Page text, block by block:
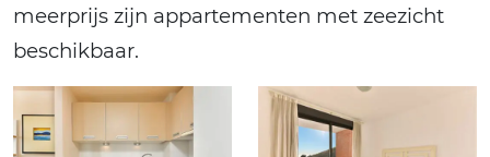
meerprijs zijn appartementen met zeezicht
beschikbaar.